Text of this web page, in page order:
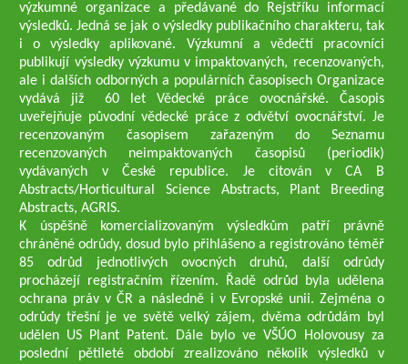
výzkumné organizace a předávané do Rejstříku informací
výsledků. Jedná se jak o výsledky publikačního charakteru, tak
i o výsledky aplikované. Výzkumní a vědečtí pracovníci
publikují výsledky výzkumu v impaktovaných, recenzovaných,
ale i dalších odborných a populárních časopisech Organizace
vydává již 60 let Vědecké práce ovocnářské. Časopis
uveřejňuje původní vědecké práce z odvětví ovocnářství. Je
recenzovaným časopisem zařazeným do Seznamu
recenzovaných neimpaktovaných časopisů (periodik)
vydávaných v České republice. Je citován v CA B
Abstracts/Horticultural Science Abstracts, Plant Breeding
Abstracts, AGRIS.
K úspěšně komercializovaným výsledkům patří právně
chráněné odrůdy, dosud bylo přihlášeno a registrováno téměř
85 odrůd jednotlivých ovocných druhů, další odrůdy
procházejí registračním řízením. Řadě odrůd byla udělena
ochrana práv v ČR a následně i v Evropské unii. Zejména o
odrůdy třešní je ve světě velký zájem, dvěma odrůdám byl
udělen US Plant Patent. Dále bylo ve VŠÚO Holovousy za
poslední pětileté období zrealizováno několik výsledků v